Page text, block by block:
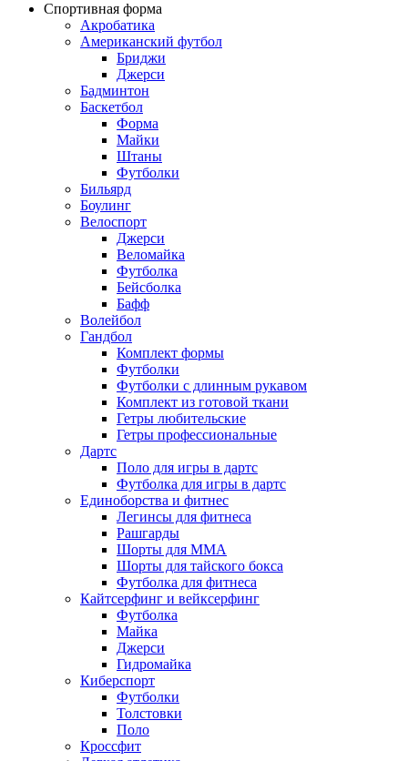
Спортивная форма
Акробатика
Американский футбол
Бриджи
Джерси
Бадминтон
Баскетбол
Форма
Майки
Штаны
Футболки
Бильярд
Боулинг
Велоспорт
Джерси
Веломайка
Футболка
Бейсболка
Бафф
Волейбол
Гандбол
Комплект формы
Футболки
Футболки с длинным рукавом
Комплект из готовой ткани
Гетры любительские
Гетры профессиональные
Дартс
Поло для игры в дартс
Футболка для игры в дартс
Единоборства и фитнес
Легинсы для фитнеса
Рашгарды
Шорты для MMA
Шорты для тайского бокса
Футболка для фитнеса
Кайтсерфинг и вейксерфинг
Футболка
Майка
Джерси
Гидромайка
Киберспорт
Футболки
Толстовки
Поло
Кроссфит